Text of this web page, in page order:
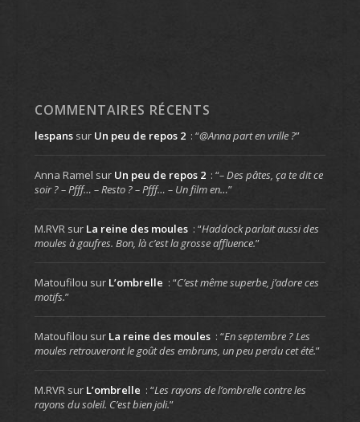
COMMENTAIRES RÉCENTS
lespanssur Un peu de repos 2 : “@Anna part en vrille ?”
Anna Ramel sur Un peu de repos 2 : “– Des pâtes, ça te dit ce
soir ? – Pfff… – Resto ? – Pfff… – Un film en…”
M.RVRsur La reine des moules : “Haddock parlait aussi des
moules à gaufres. Bon, là c’est la grosse affluence.”
Matoufilou sur L’ombrelle : “C’est même superbe, j’adore ces
motifs.”
Matoufilou sur La reine des moules : “En septembre ? Les
moules retrouveront le goût des embruns, un peu perdu cet été.”
M.RVRsur L’ombrelle : “Les rayons de l’ombrelle contre les
rayons du soleil. C’est bien joli.”